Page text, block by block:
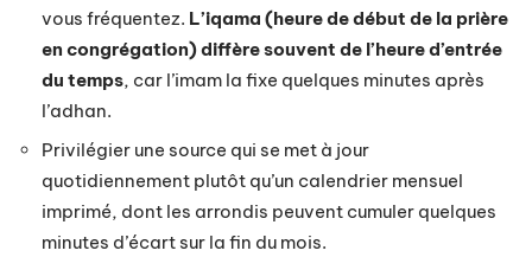
vous fréquentez. L’iqama (heure de début de la prière
en congrégation) diffère souvent de l’heure d’entrée
du temps, car l’imam la fixe quelques minutes après
l’adhan.
Privilégier une source qui se met à jour
quotidiennement plutôt qu’un calendrier mensuel
imprimé, dont les arrondis peuvent cumuler quelques
minutes d’écart sur la fin du mois.